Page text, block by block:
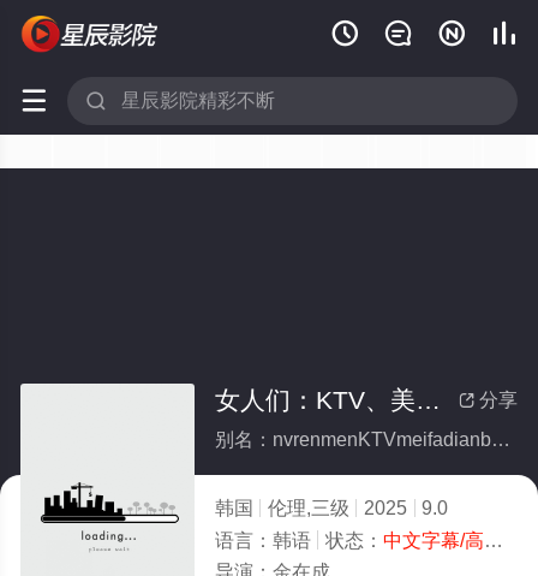
   
 
 分享
女人们：KTV、美发店、比基尼酒吧
别名：nvrenmenKTVmeifadianbijinijiuba
韩国 伦理,三级 2025
9.0
语言： 韩语 状态： 中文字幕/高清